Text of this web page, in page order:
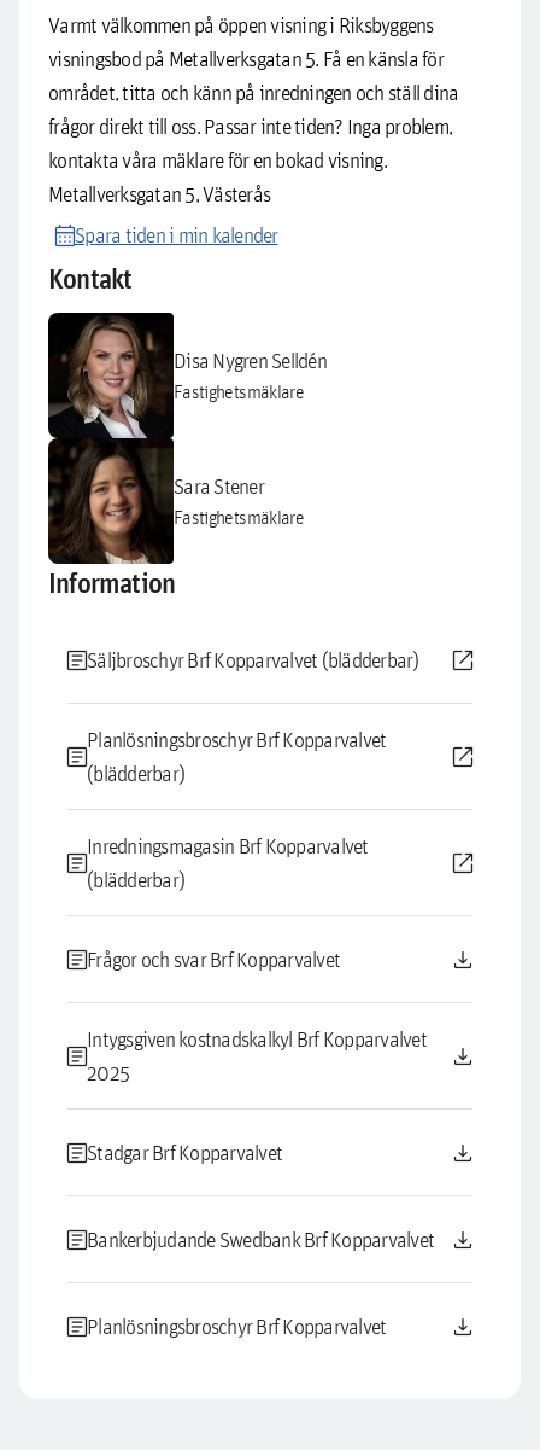
Varmt välkommen på öppen visning i Riksbyggens
visningsbod på Metallverksgatan 5. Få en känsla för
området, titta och känn på inredningen och ställ dina
frågor direkt till oss. Passar inte tiden? Inga problem,
kontakta våra mäklare för en bokad visning.
Metallverksgatan 5, Västerås
calendar_monthSpara tiden i min kalender
Kontakt
Disa Nygren Selldén
Fastighetsmäklare
Sara Stener
Fastighetsmäklare
Information
articleSäljbroschyr Brf Kopparvalvet (blädderbar) open_in_new
article
Planlösningsbroschyr Brf Kopparvalvet
(blädderbar)
open_in_new
article
Inredningsmagasin Brf Kopparvalvet
(blädderbar)
open_in_new
articleFrågor och svar Brf Kopparvalvet download
article
Intygsgiven kostnadskalkyl Brf Kopparvalvet
2025
download
articleStadgar Brf Kopparvalvet download
articleBankerbjudande Swedbank Brf Kopparvalvet download
articlePlanlösningsbroschyr Brf Kopparvalvet download